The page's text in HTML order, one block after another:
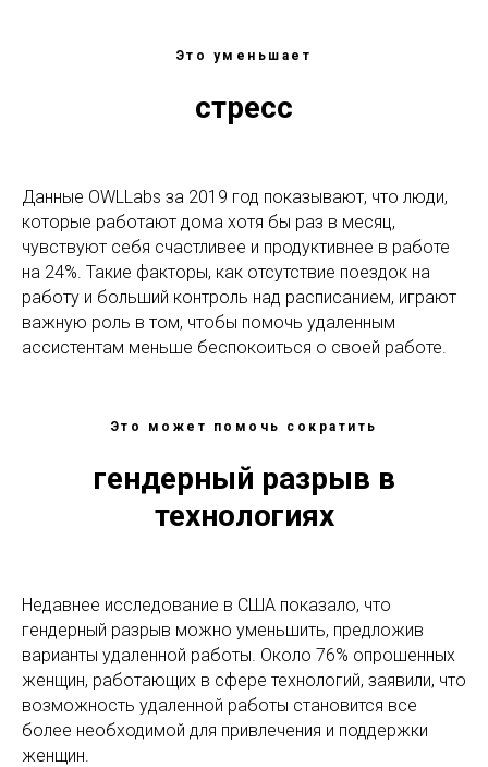
Это уменьшает
стресс
Данные OWLLabs за 2019 год показывают, что люди,
которые работают дома хотя бы раз в месяц,
чувствуют себя счастливее и продуктивнее в работе
на 24%. Такие факторы, как отсутствие поездок на
работу и больший контроль над расписанием, играют
важную роль в том, чтобы помочь удаленным
ассистентам меньше беспокоиться о своей работе.
Это может помочь сократить
гендерный разрыв в
технологиях
Недавнее исследование в США показало, что
гендерный разрыв можно уменьшить, предложив
варианты удаленной работы. Около 76% опрошенных
женщин, работающих в сфере технологий, заявили, что
возможность удаленной работы становится все
более необходимой для привлечения и поддержки
женщин.